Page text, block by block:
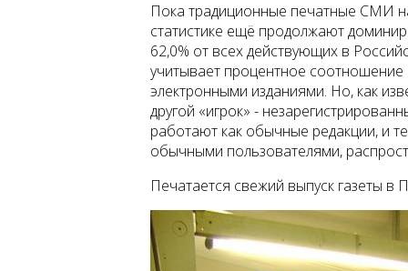
Пока традиционные печатные СМИ
статистике ещё продолжают
62,0% от всех действующих в
учитывает процентное
электронными изданиями. Но, как
другой «игрок» -
работают как обычные редакции, и
обычными пользователями,
Печатается свежий выпуск газеты в